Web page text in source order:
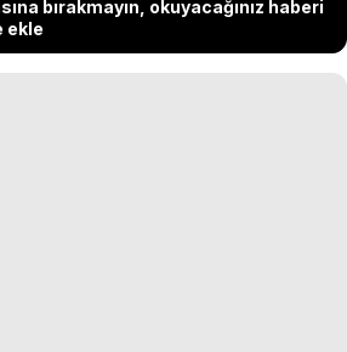
bırakmayın, okuyacağınız haberi
ekle